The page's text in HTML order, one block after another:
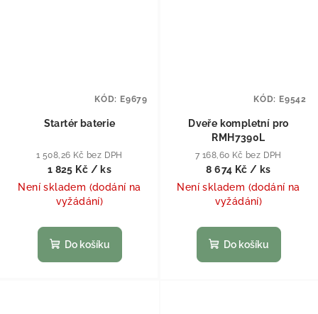
Startér baterie
1 508,26 Kč bez DPH
1 825 Kč / ks
Není skladem (dodání na
vyžádání)
Do košíku
KÓD: E9679
Dveře kompletní pro
RMH7390L
7 168,60 Kč bez DPH
8 674 Kč / ks
Není skladem (dodání na
vyžádání)
Do košíku
KÓD: E9542